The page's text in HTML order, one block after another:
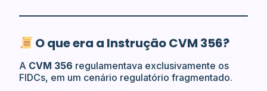
O que era a Instrução CVM 356?
A CVM 356 regulamentava exclusivamente os
FIDCs, em um cenário regulatório fragmentado.